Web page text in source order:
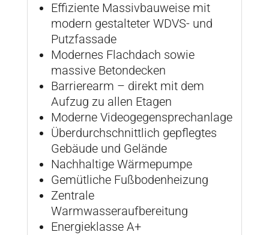
Effiziente Massivbauweise mit
modern gestalteter WDVS- und
Putzfassade
Modernes Flachdach sowie
massive Betondecken
Barrierearm – direkt mit dem
Aufzug zu allen Etagen
Moderne Videogegensprechanlage
Überdurchschnittlich gepflegtes
Gebäude und Gelände
Nachhaltige Wärmepumpe
Gemütliche Fußbodenheizung
Zentrale
Warmwasseraufbereitung
Energieklasse A+